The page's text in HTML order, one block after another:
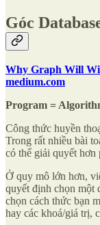
Góc
Why Graph Will
medium.com
Program =
Công thức huyền
Trong rất nhiều bài
có thể giải quyết hơn
Ở quy mô lớn hơn,
quyết định chọn một
chọn cách thức bạn
hay các khoá/giá trị,